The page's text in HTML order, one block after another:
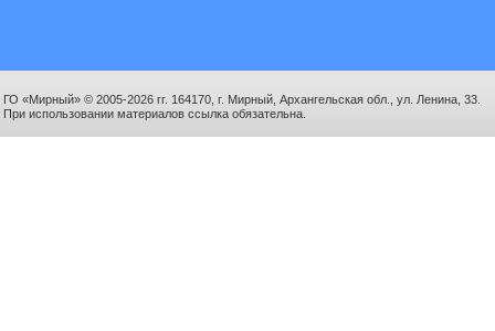
ГО «Мирный» © 2005-2026 гг. 164170, г. Мирный, Архангельская обл., ул. Ленина, 33.
При использовании материалов ссылка обязательна.